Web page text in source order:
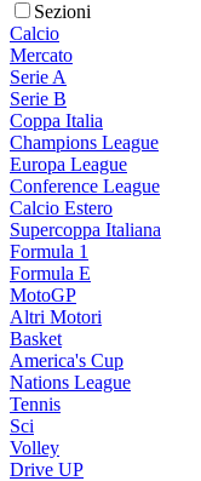
Sezioni
Calcio
Mercato
Serie A
Serie B
Coppa Italia
Champions League
Europa League
Conference League
Calcio Estero
Supercoppa Italiana
Formula 1
Formula E
MotoGP
Altri Motori
Basket
America's Cup
Nations League
Tennis
Sci
Volley
Drive UP